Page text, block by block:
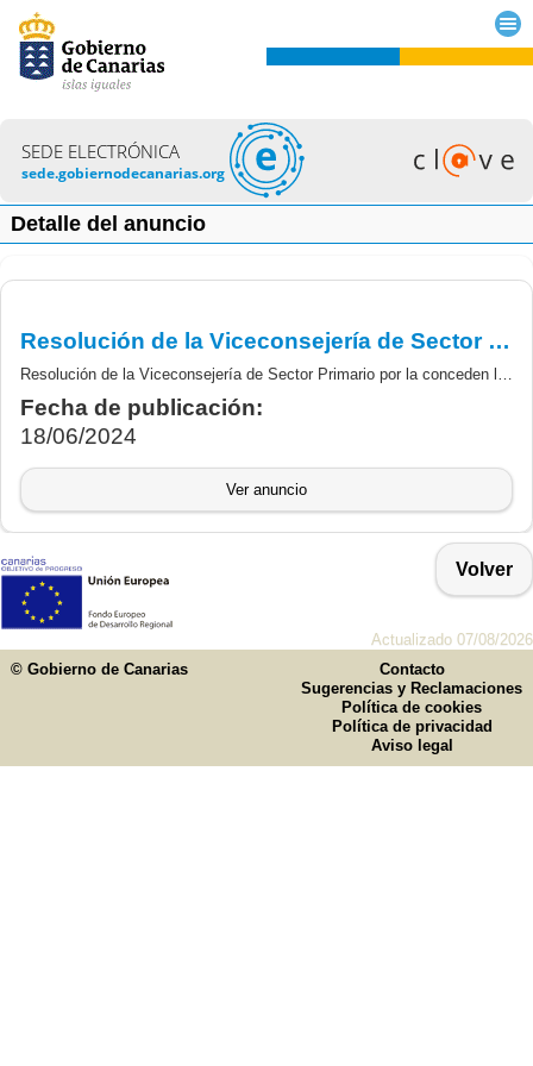
SEDE ELECTRÓNICA
sede.gobiernodecanarias.org
Detalle del anuncio
Resolución de la Viceconsejería de Sector Primario por la que se conceden subvenciones convocadas mediante Orden 27 de diciembre de 2023, previstas RD 949/2021
Resolución de la Viceconsejería de Sector Primario por la conceden las subvenciones al amparo de la Orden de 27 de diciembre de 2023, por la que se convocan, de manera anticipada para el ejercicio 2024, las subvenciones de concurrencia competitiva destinadas a la ejecución dentro del plan de impulso de la sostenibilidad y competitividad de la agricultura y la ganadería (II): Refuerzo de los sistemas de capacitación y bioseguridad en viveros y centros de limpieza y desinfección en el marco del Plan de Recuperación, Transformación y Resiliencia financiado por la Unión Europea «Next Generation EU» y previstas en el Real Decreto 949/2021, de 2 de noviembre, modificado por el Real Decreto 367/2023, de 16 de mayo, Componente 3, Inversión 3 (C3.I3).
Fecha de publicación:
18/06/2024
Ver anuncio
Volver
Actualizado 07/08/2026
© Gobierno de Canarias
Contacto
Sugerencias y Reclamaciones
Política de cookies
Política de privacidad
Aviso legal